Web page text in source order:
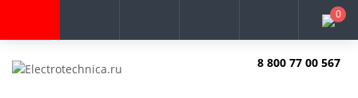
0
8 800 77 00 567